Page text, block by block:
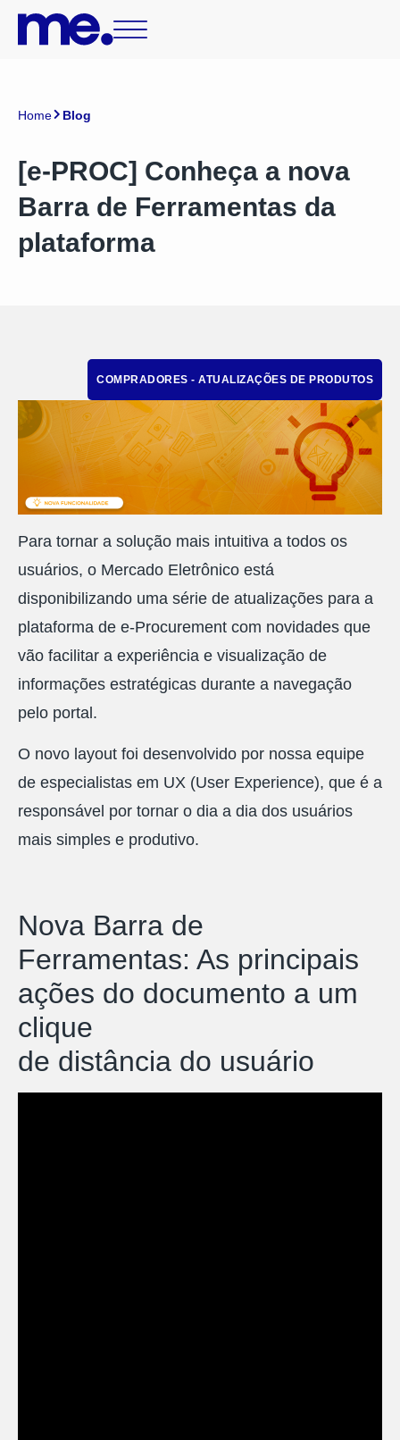
Home Blog
[e-PROC] Conheça a nova
Barra de Ferramentas da
plataforma
COMPRADORES - ATUALIZAÇÕES DE PRODUTOS
Para tornar a solução mais intuitiva a todos os
usuários, o Mercado Eletrônico está
disponibilizando uma série de atualizações para a
plataforma de e-Procurement com novidades que
vão facilitar a experiência e visualização de
informações estratégicas durante a navegação
pelo portal.
O novo layout foi desenvolvido por nossa equipe
de especialistas em UX (User Experience), que é a
responsável por tornar o dia a dia dos usuários
mais simples e produtivo.
Nova Barra de
Ferramentas: As principais
ações do documento a um
clique
de distância do usuário